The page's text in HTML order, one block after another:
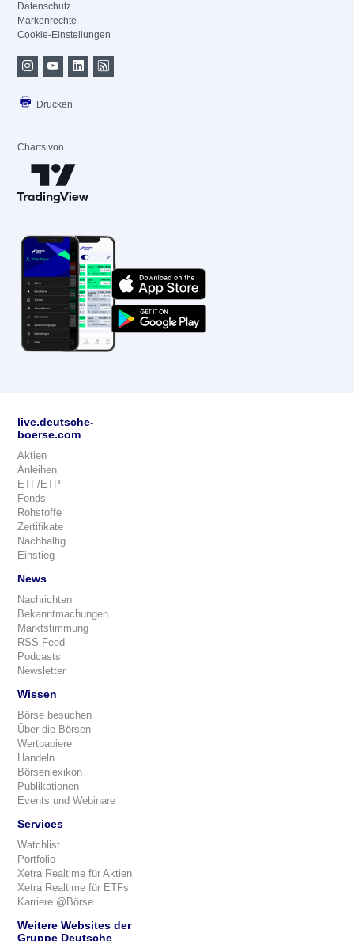
Datenschutz
Markenrechte
Cookie-Einstellungen
Drucken
Charts von
live.deutsche-
boerse.com
Aktien
Anleihen
ETF/ETP
Fonds
Rohstoffe
Zertifikate
Nachhaltig
Einstieg
News
Nachrichten
Bekanntmachungen
Marktstimmung
RSS-Feed
Podcasts
Newsletter
Wissen
Börse besuchen
Über die Börsen
Wertpapiere
Handeln
Börsenlexikon
Publikationen
Events und Webinare
Services
Watchlist
Portfolio
Xetra Realtime für Aktien
Xetra Realtime für ETFs
Karriere @Börse
Weitere Websites der
Gruppe Deutsche